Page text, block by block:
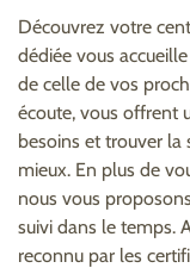
Découvrez votre
dédiée vous
de celle de vos
écoute, vous offrent
besoins et trouver
mieux. En plus de
nous vous
suivi dans le temps.
reconnu par les